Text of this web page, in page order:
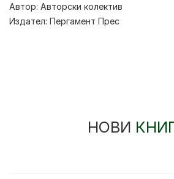
Автор: Авторски колектив
Издател: Пергамент Прес
НОВИ